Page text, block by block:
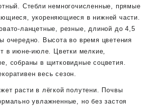
Стебли немногочисленные, прямые
укореняющиеся в нижней части.
ланцетные, резные, длиной до 4,5
очередно. Высота во время цветения
в июне-июле. Цветки мелкие,
собраны в щитковидные соцветия.
весь сезон.
расти в лёгкой полутени. Почвы
увлажненные, но без застоя